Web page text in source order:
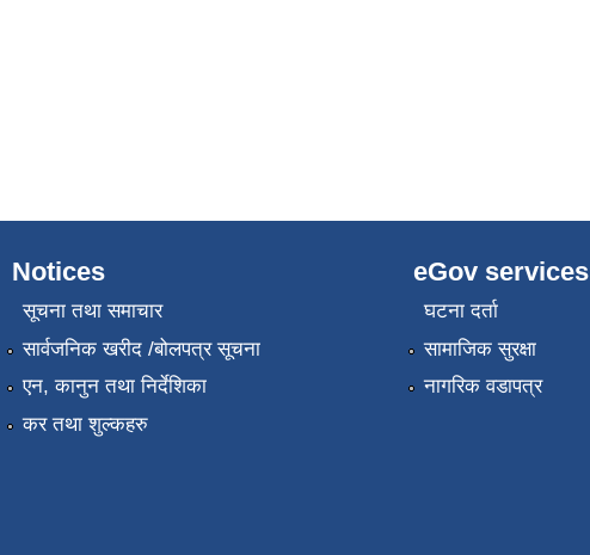
Notices
सूचना तथा समाचार
सार्वजनिक खरीद /बोलपत्र सूचना
एन, कानुन तथा निर्देशिका
कर तथा शुल्कहरु
eGov services
घटना दर्ता
सामाजिक सुरक्षा
नागरिक वडापत्र